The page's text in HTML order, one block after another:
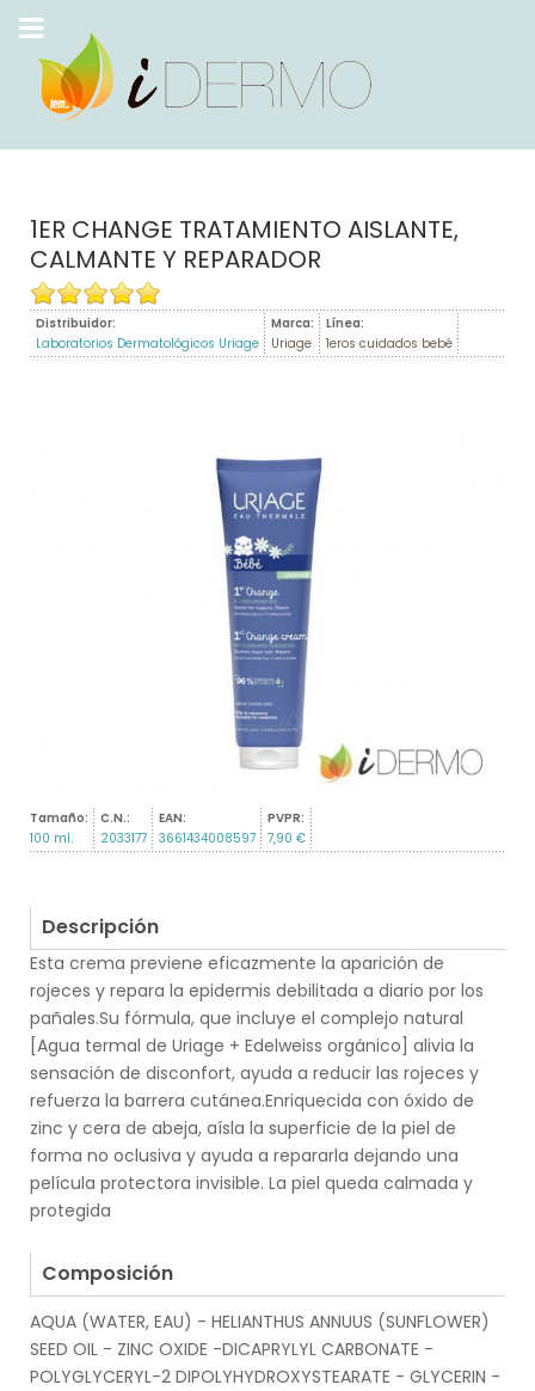
1ER CHANGE TRATAMIENTO AISLANTE,
CALMANTE Y REPARADOR
Distribuidor:
Laboratorios Dermatológicos Uriage
Marca:
Uriage
Línea:
1eros cuidados bebé
Tamaño:
100 ml.
C.N.:
2033177
EAN:
3661434008597
PVPR:
7,90 €
Descripción
Esta crema previene eficazmente la aparición de
rojeces y repara la epidermis debilitada a diario por los
pañales.Su fórmula, que incluye el complejo natural
[Agua termal de Uriage + Edelweiss orgánico] alivia la
sensación de disconfort, ayuda a reducir las rojeces y
refuerza la barrera cutánea.Enriquecida con óxido de
zinc y cera de abeja, aísla la superficie de la piel de
forma no oclusiva y ayuda a repararla dejando una
película protectora invisible. La piel queda calmada y
protegida
Composición
AQUA (WATER, EAU) - HELIANTHUS ANNUUS (SUNFLOWER)
SEED OIL - ZINC OXIDE -DICAPRYLYL CARBONATE -
POLYGLYCERYL-2 DIPOLYHYDROXYSTEARATE - GLYCERIN -